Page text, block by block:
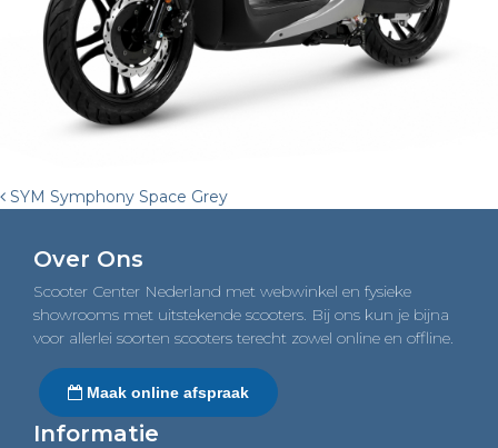
Post
navigation
SYM Symphony Space Grey
Over Ons
Scooter Center Nederland met webwinkel en fysieke
showrooms met uitstekende scooters. Bij ons kun je bijna
voor allerlei soorten scooters terecht zowel online en offline.
Maak online afspraak
Informatie